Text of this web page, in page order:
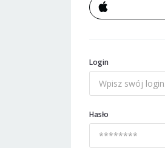
Login
Hasło